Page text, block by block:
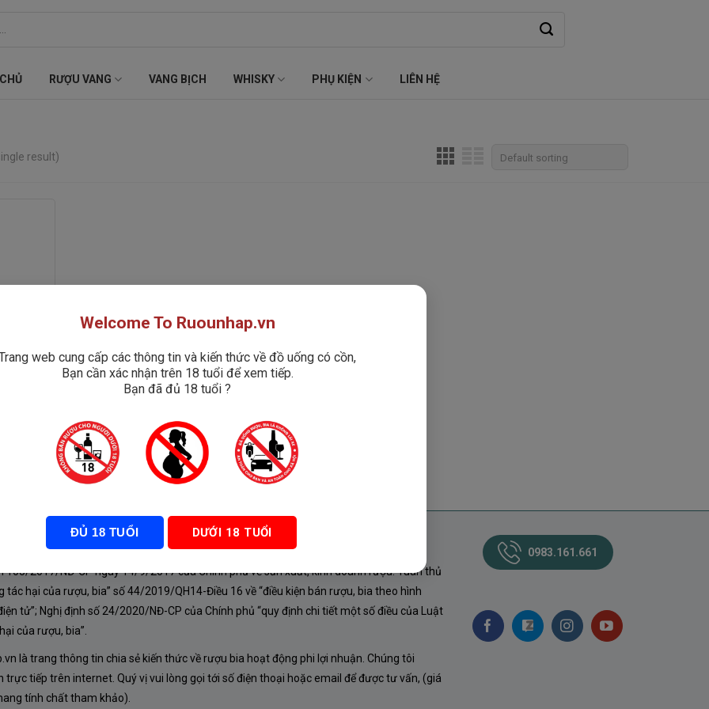
RƯỢU VANG VANG BỊCH WHISKY PHỤ KIỆN LIÊN HỆ
result)
SÁCH
105/2017/NĐ-CP ngày 14/9/2017 của Chính phủ về sản xuất, kinh doanh rượu. Tuân thủ
tác hại của rượu, bia” số 44/2019/QH14-Điều 16 về “điều kiện bán rượu, bia theo hình
tử”; Nghị định số 24/2020/NĐ-CP của Chính phủ “quy định chi tiết một số điều của Luật
của rượu, bia”.
là trang thông tin chia sẻ kiến thức về rượu bia hoạt động phi lợi nhuận. Chúng tôi
trực tiếp trên internet. Quý vị vui lòng gọi tới số điện thoại hoặc email để được tư vấn, (giá
tính chất tham khảo).
0983.161.661
Welcome To Ruounhap.vn
web cung cấp các thông tin và kiến thức về đồ uống có cồn,
Bạn cần xác nhận trên 18 tuổi để xem tiếp.
Bạn đã đủ 18 tuổi ?
ĐỦ 18 TUỔI DƯỚI 18 TUỔI